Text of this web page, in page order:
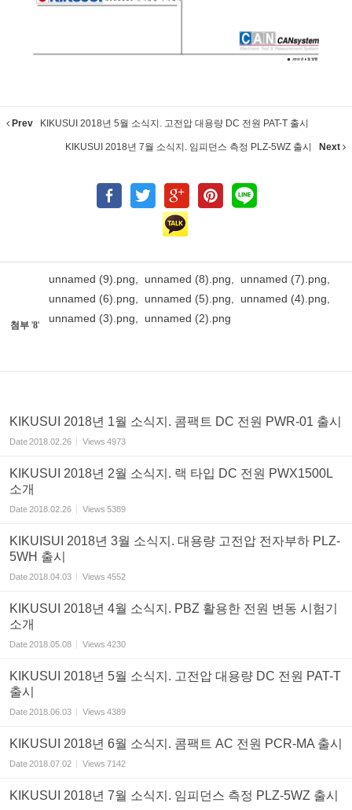
Prev KIKUSUI 2018년 5월 소식지. 고전압 대용량 DC 전원 PAT-T 출시
KIKUSUI 2018년 7월 소식지. 임피던스 측정 PLZ-5WZ 출시 Next
첨부 '8'
unnamed (9).png, unnamed (8).png, unnamed (7).png,
unnamed (6).png, unnamed (5).png, unnamed (4).png,
unnamed (3).png, unnamed (2).png
KIKUSUI 2018년 1월 소식지. 콤팩트 DC 전원 PWR-01 출시
Date2018.02.26 Views 4973
KIKUSUI 2018년 2월 소식지. 랙 타입 DC 전원 PWX1500L
소개
Date2018.02.26 Views 5389
KIKUISUI 2018년 3월 소식지. 대용량 고전압 전자부하 PLZ-
5WH 출시
Date2018.04.03 Views 4552
KIKUSUI 2018년 4월 소식지. PBZ 활용한 전원 변동 시험기
소개
Date2018.05.08 Views 4230
KIKUSUI 2018년 5월 소식지. 고전압 대용량 DC 전원 PAT-T
출시
Date2018.06.03 Views 4389
KIKUSUI 2018년 6월 소식지. 콤팩트 AC 전원 PCR-MA 출시
Date2018.07.02 Views 7142
KIKUSUI 2018년 7월 소식지. 임피던스 측정 PLZ-5WZ 출시